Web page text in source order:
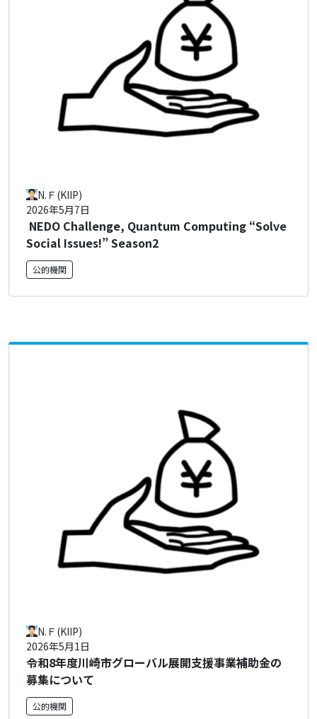
NEDO Challenge, Quantum Computing “Solve
Social Issues!” Season2
2026年5月7日
N.Ｆ(KIIP)
公的機関
令和8年度川崎市グローバル展開支援事業補助金の
募集について
2026年5月1日
N.Ｆ(KIIP)
公的機関